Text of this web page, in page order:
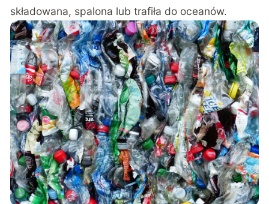
składowana, spalona lub trafiła do oceanów.